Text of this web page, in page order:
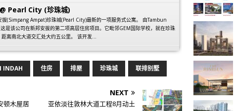
Pearl City (珍珠城)
(Simpang Ampat)珍珠城(Pearl City)最新的一项服务式公寓。 由Tambun
是该公司在新邦安拔的第二项高层住房项目。它毗邻GEM国际学校，就在珍珠
离南北大道交汇处大约五公里。 该开发...
INDAH 住房 排屋 珍珠城 联排别墅
顿木屋居
NEXT
亚依淡往敦林大道工程8月动土